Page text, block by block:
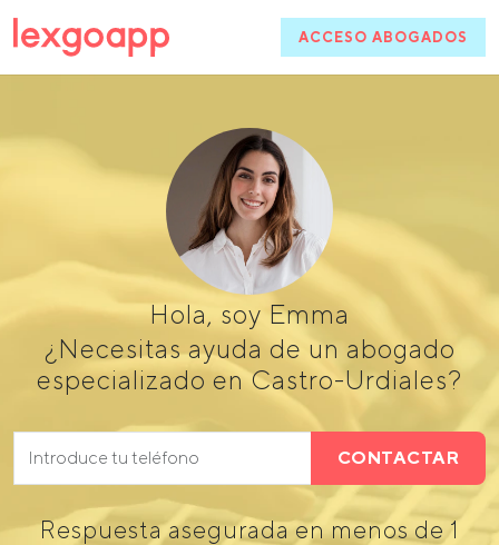
ACCESO ABOGADOS
Hola, soy Emma
¿Necesitas ayuda de un abogado
especializado en Castro-Urdiales?
CONTACTAR
Respuesta asegurada en menos de 1